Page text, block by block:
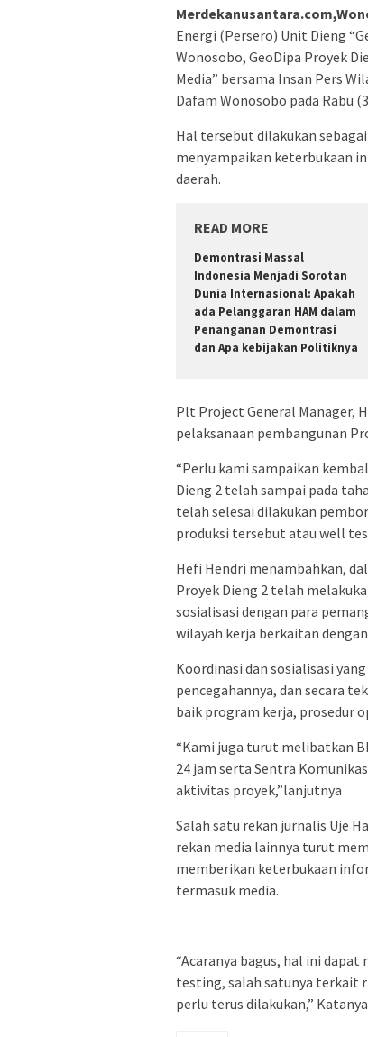
Energi (Persero) Unit Dieng
Wonosobo, GeoDipa Proyek
Media” bersama Insan Pers
Dafam Wonosobo pada Rabu
Hal tersebut dilakukan
menyampaikan keterbukaan
daerah.
READ MORE
Demontrasi Massal
Indonesia Menjadi Sorotan
Dunia Internasional: Apakah
ada Pelanggaran HAM dalam
Penanganan Demontrasi
dan Apa kebijakan Politiknya
Plt Project General Manager,
pelaksanaan pembangunan
“Perlu kami sampaikan
Dieng 2 telah sampai pada
telah selesai dilakukan
produksi tersebut atau well
Hefi Hendri menambahkan,
Proyek Dieng 2 telah
sosialisasi dengan para
wilayah kerja berkaitan
Koordinasi dan sosialisasi
pencegahannya, dan secara
baik program kerja, prosedur
“Kami juga turut melibatkan
24 jam serta Sentra
aktivitas proyek,”lanjutnya
Salah satu rekan jurnalis Uje
rekan media lainnya turut
memberikan keterbukaan
termasuk media.
“Acaranya bagus, hal ini
testing, salah satunya terkait
perlu terus dilakukan,”